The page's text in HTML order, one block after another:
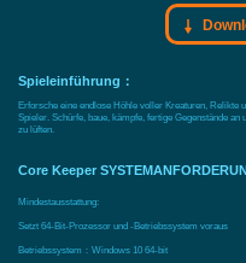
Spieleinführung：
Erforsche eine endlose Höhle voller Kreaturen, Relikte
Spieler. Schürfe, baue, kämpfe, fertige Gegenstände
zu lüften.
Core Keeper
Mindestausstattung:
Setzt 64-Bit-Prozessor und -Betriebssystem voraus
Betriebssystem：Windows 10 64-bit